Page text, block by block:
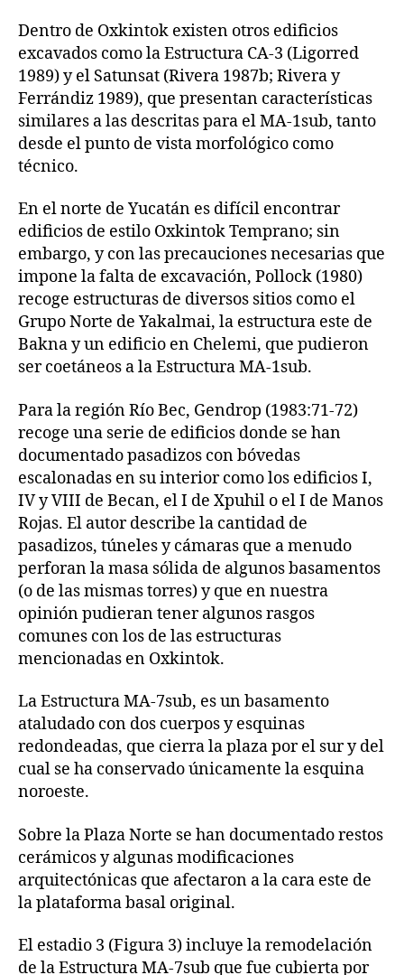
Dentro de Oxkintok existen otros edificios
excavados como la Estructura CA-3 (Ligorred
1989) y el Satunsat (Rivera 1987b; Rivera y
Ferrándiz 1989), que presentan características
similares a las descritas para el MA-1sub, tanto
desde el punto de vista morfológico como
técnico.
En el norte de Yucatán es difícil encontrar
edificios de estilo Oxkintok Temprano; sin
embargo, y con las precauciones necesarias que
impone la falta de excavación, Pollock (1980)
recoge estructuras de diversos sitios como el
Grupo Norte de Yakalmai, la estructura este de
Bakna y un edificio en Chelemi, que pudieron
ser coetáneos a la Estructura MA-1sub.
Para la región Río Bec, Gendrop (1983:71-72)
recoge una serie de edificios donde se han
documentado pasadizos con bóvedas
escalonadas en su interior como los edificios I,
IV y VIII de Becan, el I de Xpuhil o el I de Manos
Rojas. El autor describe la cantidad de
pasadizos, túneles y cámaras que a menudo
perforan la masa sólida de algunos basamentos
(o de las mismas torres) y que en nuestra
opinión pudieran tener algunos rasgos
comunes con los de las estructuras
mencionadas en Oxkintok.
La Estructura MA-7sub, es un basamento
ataludado con dos cuerpos y esquinas
redondeadas, que cierra la plaza por el sur y del
cual se ha conservado únicamente la esquina
noroeste.
Sobre la Plaza Norte se han documentado restos
cerámicos y algunas modificaciones
arquitectónicas que afectaron a la cara este de
la plataforma basal original.
El estadio 3 (Figura 3) incluye la remodelación
de la Estructura MA-7sub que fue cubierta por